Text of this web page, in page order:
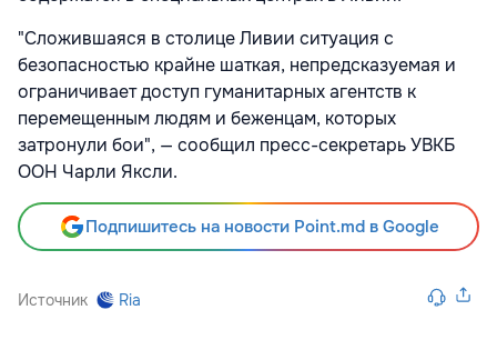
"Сложившаяся в столице Ливии ситуация с
безопасностью крайне шаткая, непредсказуемая и
ограничивает доступ гуманитарных агентств к
перемещенным людям и беженцам, которых
затронули бои", — сообщил пресс-секретарь УВКБ
ООН Чарли Яксли.
Подпишитесь на новости Point.md в Google
Источник Ria